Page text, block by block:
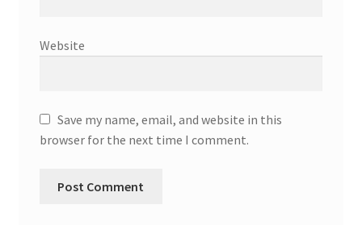
Website
Save my name, email, and website in this
browser for the next time I comment.